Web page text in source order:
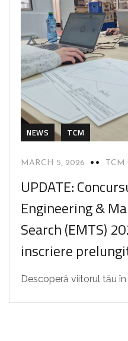
NEWS TCM
MARCH 5, 2026 TCM
UPDATE:
Engineering &
Search (EMTS)
inscriere
Descoperă viitorul tău în